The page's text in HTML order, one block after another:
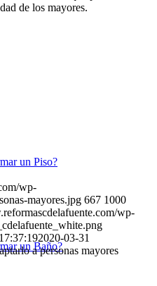
un Piso?
un Baño?
de los mayores.
wp-
mayores.jpg 667 1000
wp-
2020-03-31
a personas mayores